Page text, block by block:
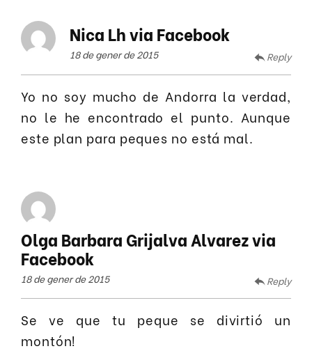
Nica Lh via Facebook
18 de gener de 2015 Reply
Yo no soy mucho de Andorra la verdad,
no le he encontrado el punto. Aunque
este plan para peques no está mal.
Olga Barbara Grijalva Alvarez via
Facebook
18 de gener de 2015 Reply
Se ve que tu peque se divirtió un
montón!